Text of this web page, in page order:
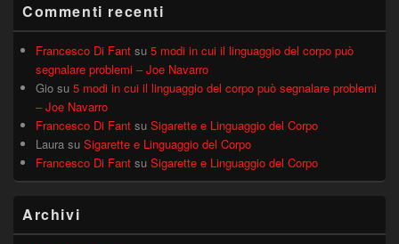
Commenti recenti
Francesco Di Fant su 5 modi in cui il linguaggio del corpo può
segnalare problemi – Joe Navarro
Gio su 5 modi in cui il linguaggio del corpo può segnalare problemi
– Joe Navarro
Francesco Di Fant su Sigarette e Linguaggio del Corpo
Laura su Sigarette e Linguaggio del Corpo
Francesco Di Fant su Sigarette e Linguaggio del Corpo
Archivi